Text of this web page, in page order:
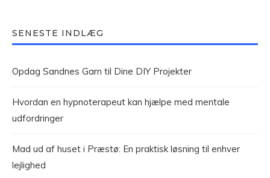
SENESTE INDLÆG
Opdag Sandnes Garn til Dine DIY Projekter
Hvordan en hypnoterapeut kan hjælpe med mentale
udfordringer
Mad ud af huset i Præstø: En praktisk løsning til enhver
lejlighed